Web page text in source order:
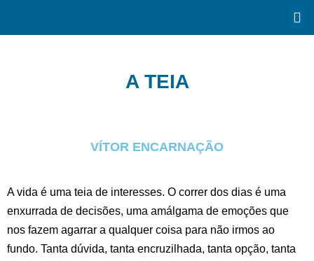
A TEIA
VÍTOR ENCARNAÇÃO
A vida é uma teia de interesses. O correr dos dias é uma
enxurrada de decisões, uma amálgama de emoções que
nos fazem agarrar a qualquer coisa para não irmos ao
fundo. Tanta dúvida, tanta encruzilhada, tanta opção, tanta